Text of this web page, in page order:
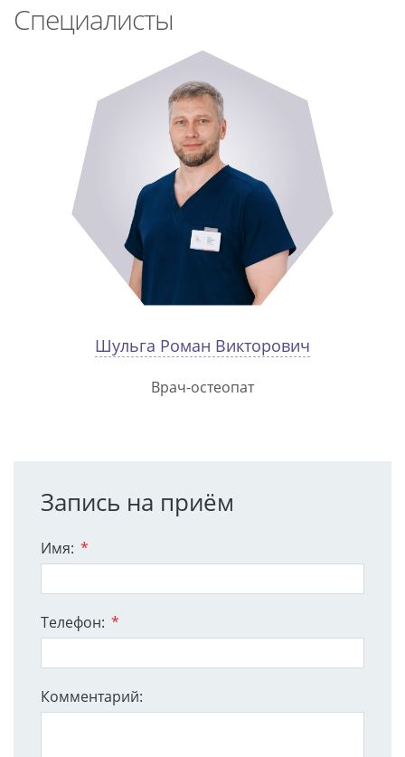
Специалисты
Шульга Роман Викторович
Врач-остеопат
Запись на приём
Имя: *
Телефон: *
Комментарий: